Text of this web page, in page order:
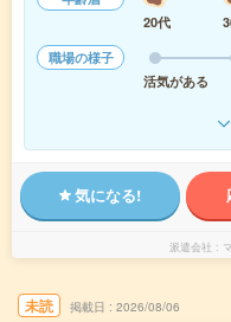
20代
職場の様子
活気がある
気になる!
派遣会社
未読 掲載日 2026/08/06